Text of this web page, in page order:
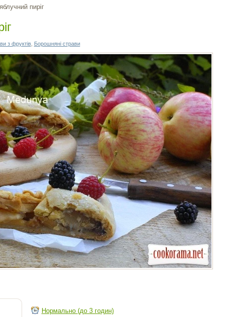
пиріг
з фруктів, Борошняні страви
Нормально (до 3 годин)